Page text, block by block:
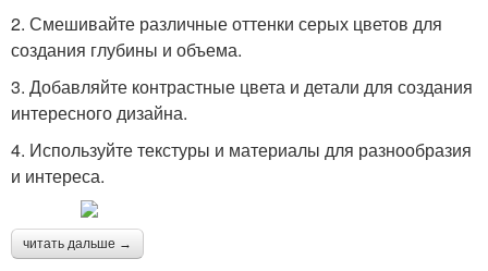
2. Смешивайте различные оттенки серых цветов для
создания глубины и объема.
3. Добавляйте контрастные цвета и детали для создания
интересного дизайна.
4. Используйте текстуры и материалы для разнообразия
и интереса.
читать дальше →